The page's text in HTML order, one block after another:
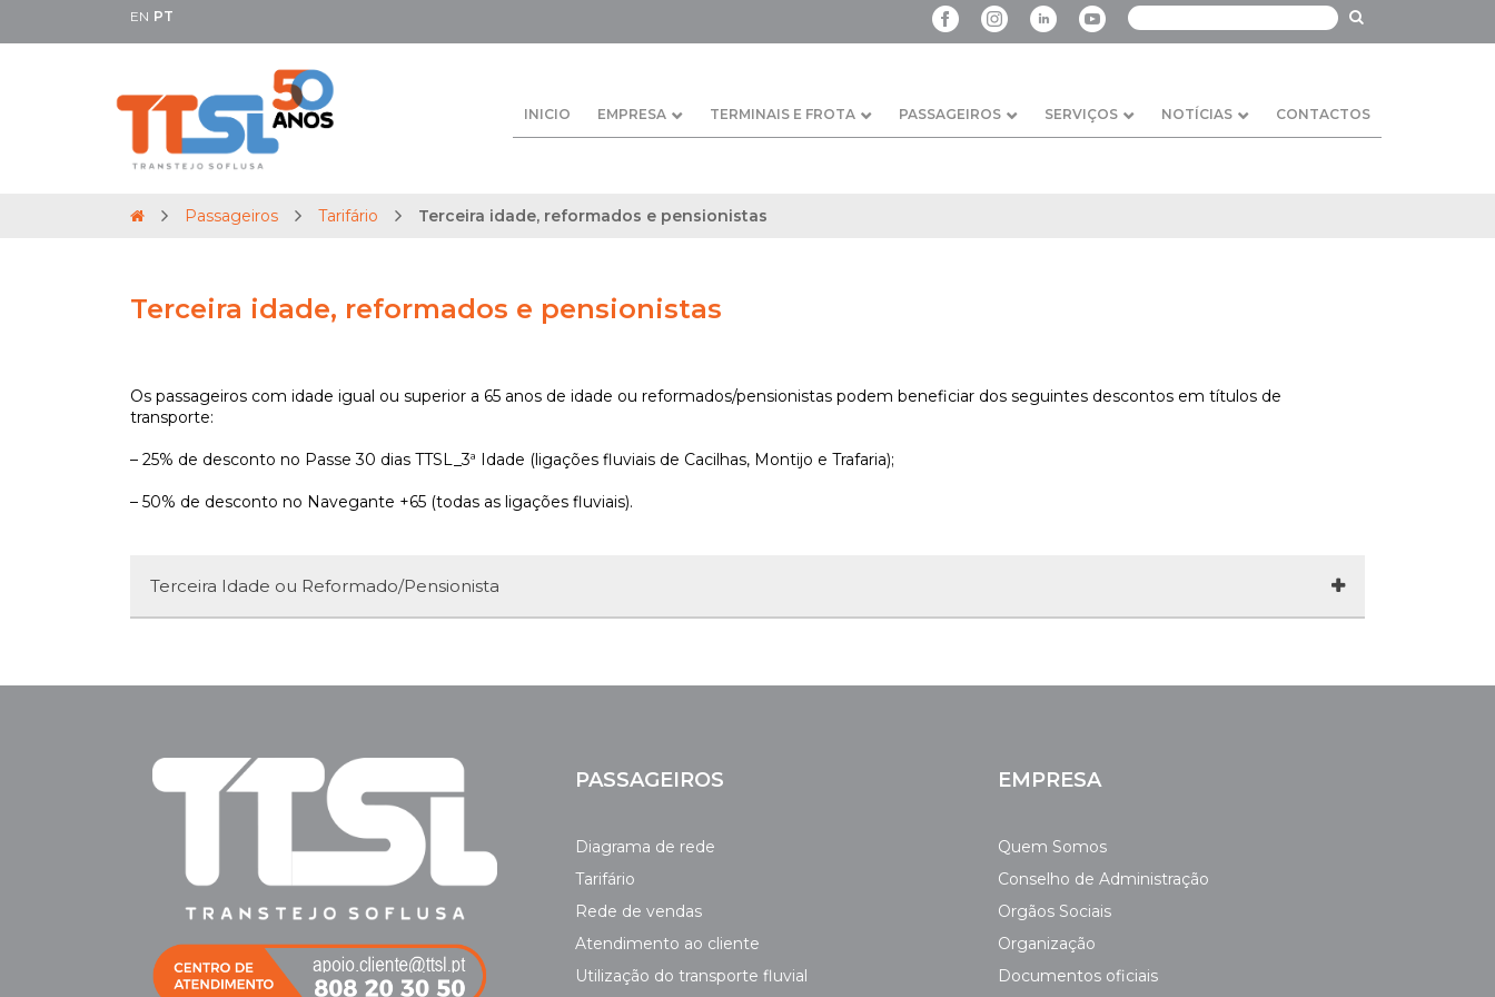
EN PT
INICIO EMPRESA TERMINAIS E FROTA PASSAGEIROS SERVIÇOS NOTÍCIAS CONTACTOS
Passageiros Tarifário Terceira idade, reformados e pensionistas
Terceira idade, reformados e pensionistas
Os passageiros com idade igual ou superior a 65 anos de idade ou reformados/pensionistas podem beneficiar dos seguintes descontos em títulos de
transporte:
– 25% de desconto no Passe 30 dias TTSL_3ª Idade (ligações fluviais de Cacilhas, Montijo e Trafaria);
– 50% de desconto no Navegante +65 (todas as ligações fluviais).
Terceira Idade ou Reformado/Pensionista
Para beneficiar das reduções, os passageirosidade igual ou superior a 65 anos de idade, devem apresentar a requisição do cartão Lisboa VIVA ,
– Fotocópia de BI ou outro documento de identificação oficial ou autorização de residência.
Reformado/Pensionista cujo rendimento do agregado familiar seja igual ou inferior ao salário mínimo nacional
Para beneficiar das reduções, os passageiros reformados/pensionistas
, devem apresentar a requisição do cartão Lisboa VIVA , devidamente
preenchida, juntamente com a seguinte documentação:
– Foto atualizada a cores;
– Fotocópia de BI ou outro documento de identificação oficial ou autorização de residência.
– Composição do agregado familiar, devidamente comprovada pela Junta de Freguesia da residência;
– Valor dos rendimentos do agregado familiar, devidamente comprovados pela respetiva repartição de finanças (este valor poderá ser igualmente
comprovado através de cópia da declaração de IRS ou de declaração autónoma da Repartição de Finanças);
PASSAGEIROS
Diagrama de rede
Tarifário
Rede de vendas
Atendimento ao cliente
Utilização do transporte fluvial
EMPRESA
Quem Somos
Conselho de Administração
Orgãos Sociais
Organização
Documentos oficiais